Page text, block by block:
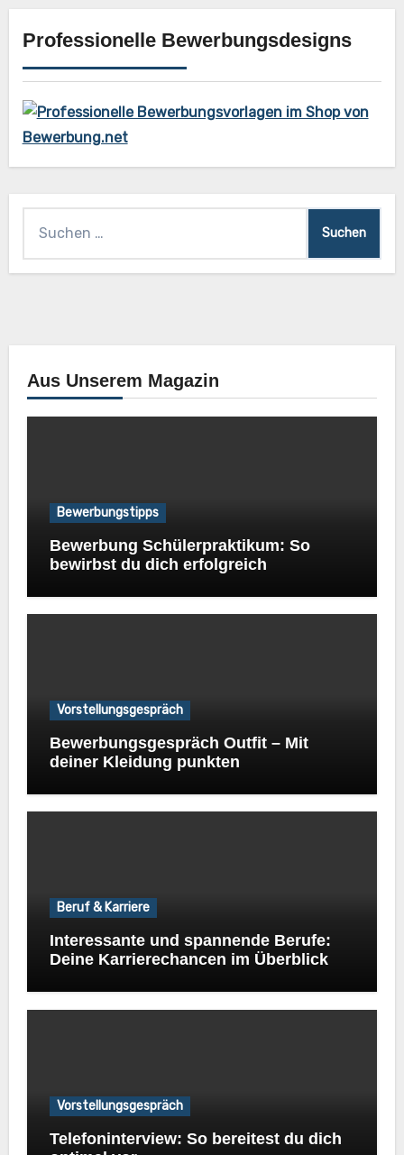
Professionelle Bewerbungsdesigns
nach:
Aus Unserem Magazin
Bewerbungstipps
Bewerbung Schülerpraktikum: So
bewirbst du dich erfolgreich
Vorstellungsgespräch
Bewerbungsgespräch Outfit – Mit
deiner Kleidung punkten
Beruf & Karriere
Interessante und spannende Berufe:
Deine Karrierechancen im Überblick
Vorstellungsgespräch
Telefoninterview: So bereitest du dich